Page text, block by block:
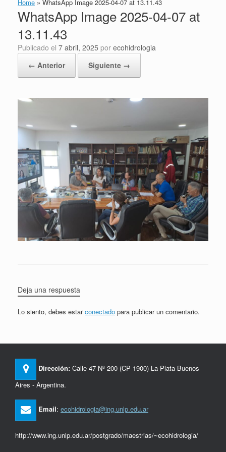
Home » WhatsApp Image 2025-04-07 at 13.11.43
WhatsApp Image 2025-04-07 at
13.11.43
Publicado el 7 abril, 2025 por ecohidrologia
← Anterior
Siguiente →
Deja una respuesta
Lo siento, debes estarconectado para publicar un comentario.
Dirección: Calle 47 Nº 200 (CP 1900) La Plata Buenos
Aires - Argentina.
Email: ecohidrologia@ing.unlp.edu.ar
http://www.ing.unlp.edu.ar/postgrado/maestrias/~ecohidrologia/